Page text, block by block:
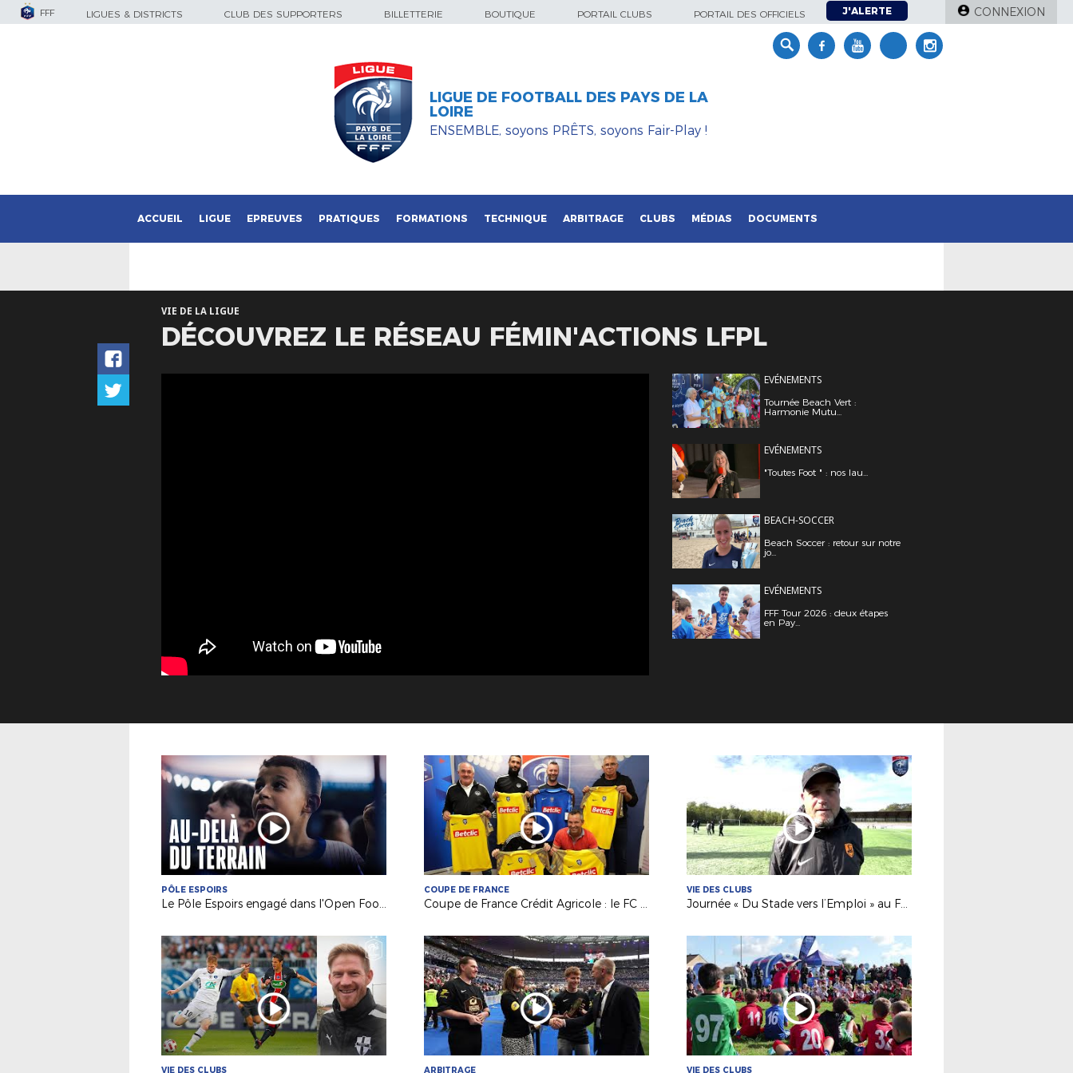
FFF LIGUES & DISTRICTS CLUB DES SUPPORTERS BILLETTERIE BOUTIQUE PORTAIL CLUBS PORTAIL DES OFFICIELS J'ALERTE CONNEXION
LIGUE DE FOOTBALL DES PAYS DE LA
LOIRE
ENSEMBLE, soyons PRÊTS, soyons Fair-Play !
ACCUEIL LIGUE EPREUVES PRATIQUES FORMATIONS TECHNIQUE ARBITRAGE CLUBS MÉDIAS DOCUMENTS
VIE DE LA LIGUE
DÉCOUVREZ LE RÉSEAU FÉMIN'ACTIONS LFPL
EVÉNEMENTS
Tournée Beach Vert :
Harmonie Mutu...
EVÉNEMENTS
"Toutes Foot " : nos lau...
BEACH-SOCCER
Beach Soccer : retour sur notre
jo...
EVÉNEMENTS
FFF Tour 2026 : deux étapes
en Pay...
PÔLE ESPOIRS
Le Pôle Espoirs engagé dans l'Open Football Club !
COUPE DE FRANCE
Coupe de France Crédit Agricole : le FC Laurentais Landemontais (D2) au défi des Herbiers VF (N2) !
VIE DES CLUBS
Journée « Du Stade vers l’Emploi » au Foyer Espérance Trélazé
VIE DES CLUBS ARBITRAGE VIE DES CLUBS